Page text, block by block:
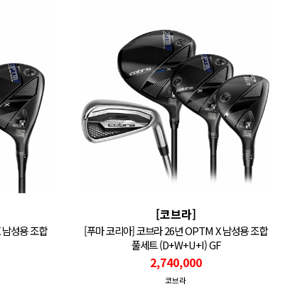
성용 조합
[코브라]
[푸마 코리아] 코브라 26년 OPTM X 남성용 조합
풀세트 (D+W+U+I) GF
2,740,000
코브라